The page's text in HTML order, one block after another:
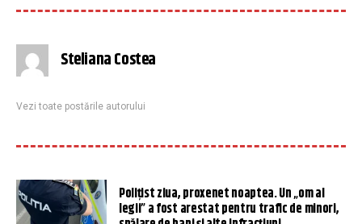
Steliana Costea
Vezi toate postările autorului
Polițist ziua, proxenet noaptea. Un „om al
legii” a fost arestat pentru trafic de minori,